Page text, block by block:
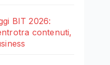
BIT 2026:
contenuti,